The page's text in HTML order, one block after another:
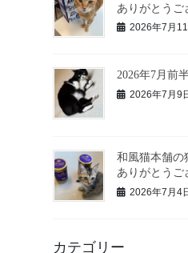
ありがとうご
2026年7月11
2026年7月前
2026年7月9
和風猫本舗の
ありがとうご
2026年7月4
カテゴリー